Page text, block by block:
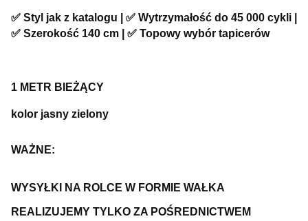
✅ Styl jak z katalogu | ✅ Wytrzymałość do 45 000 cykli |
✅ Szerokość 140 cm | ✅ Topowy wybór tapicerów
1 METR BIEŻĄCY
kolor jasny zielony
WAŻNE:
WYSYŁKI NA ROLCE W FORMIE WAŁKA
REALIZUJEMY TYLKO ZA POŚREDNICTWEM